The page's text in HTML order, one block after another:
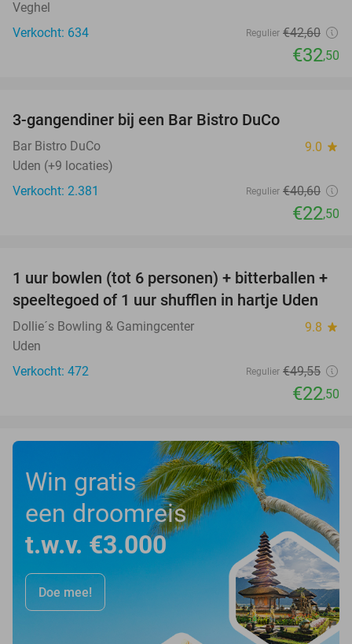
Veghel
Verkocht: 634
Regulier €42,60
€32,50
3-gangendiner bij een Bar Bistro DuCo
Bar Bistro DuCo 9.0 star
Uden (+9 locaties)
Verkocht: 2.381
Regulier €40,60
€22,50
55%
1 uur bowlen (tot 6 personen) + bitterballen +
speeltegoed of 1 uur shufflen in hartje Uden
Dollie´s Bowling & Gamingcenter 9.8 star
Uden
Verkocht: 472
Regulier €49,55
€22,50
Win gratis
een droomreis
t.w.v. €3.000
Doe mee!